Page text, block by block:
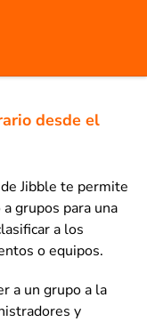
desde el
de Jibble te permite
grupos para una
a los
o equipos.
a un grupo a la
y